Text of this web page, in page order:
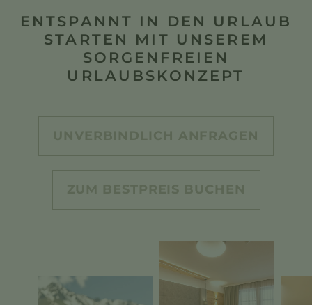
ENTSPANNT IN DEN URLAUB
STARTEN MIT UNSEREM
SORGENFREIEN
URLAUBSKONZEPT
UNVERBINDLICH ANFRAGEN
ZUM BESTPREIS BUCHEN